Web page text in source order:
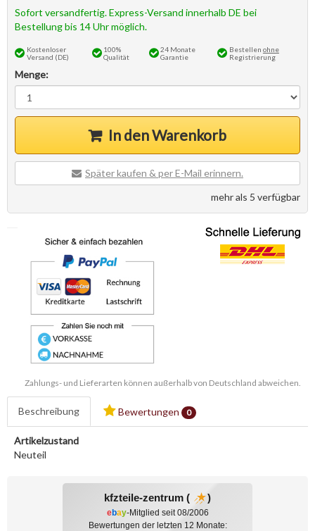
Sofort versandfertig. Express-Versand innerhalb DE bei
Bestellung bis 14 Uhr möglich.
Kostenloser
Versand (DE)
100%
Qualität
24 Monate
Garantie
Bestellen ohne
Registrierung
Menge:
In den Warenkorb
Später kaufen & per E-Mail erinnern.
mehr als 5 verfügbar
Zahlungs- und Lieferarten können außerhalb von Deutschland abweichen.
Beschreibung Bewertungen 0
Artikelzustand
Neuteil
kfzteile-zentrum ( )
ebay-Mitglied seit 08/2006
Bewertungen der letzten 12 Monate: